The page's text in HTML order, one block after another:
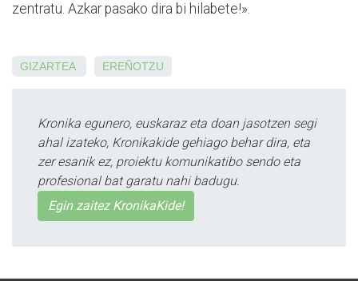
zentratu. Azkar pasako dira bi hilabete!».
GIZARTEA EREÑOTZU
Kronika egunero, euskaraz eta doan jasotzen segi
ahal izateko, Kronikakide gehiago behar dira, eta
zer esanik ez, proiektu komunikatibo sendo eta
profesional bat garatu nahi badugu.
Egin zaitez KronikaKide!